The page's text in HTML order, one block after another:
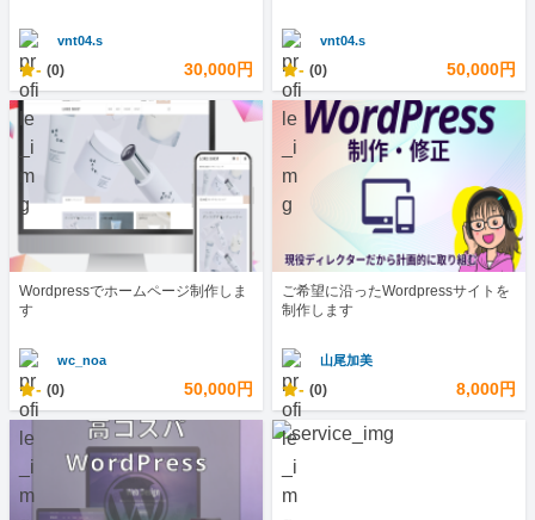
vnt04.s
- (0) 30,000円
vnt04.s
- (0) 50,000円
Wordpressでホームページ制作しま
す
wc_noa
- (0) 50,000円
ご希望に沿ったWordpressサイトを
制作します
山尾加美
- (0) 8,000円